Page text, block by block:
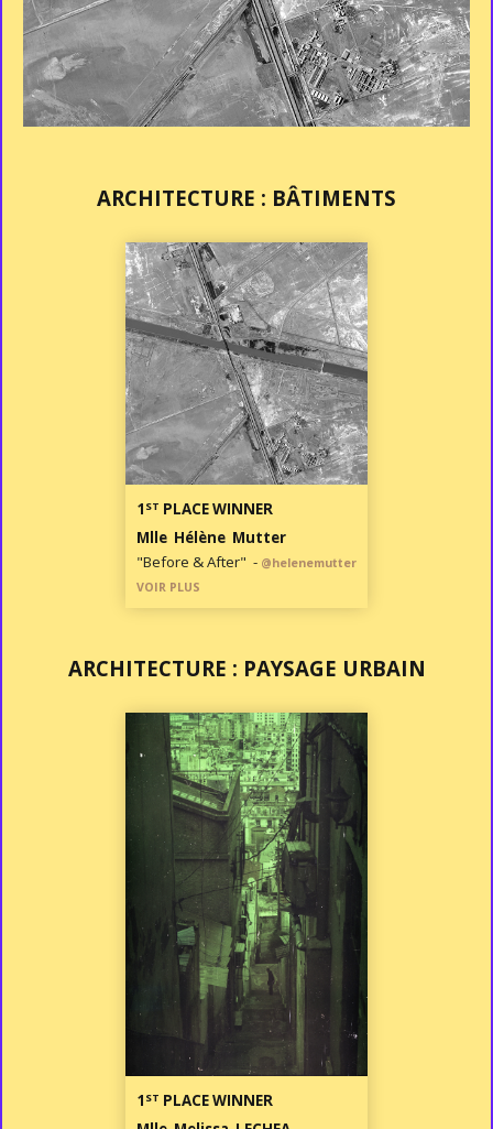
ARCHITECTURE : BÂTIMENTS
1 ST PLACE WINNER
Mlle Hélène Mutter
"Before & After" - @helenemutter
VOIR PLUS
ARCHITECTURE : PAYSAGE URBAIN
1 ST PLACE WINNER